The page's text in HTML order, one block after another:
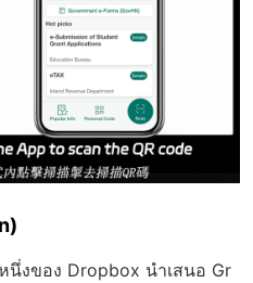
นึ่งของ Dropbox นำเสนอ Gr